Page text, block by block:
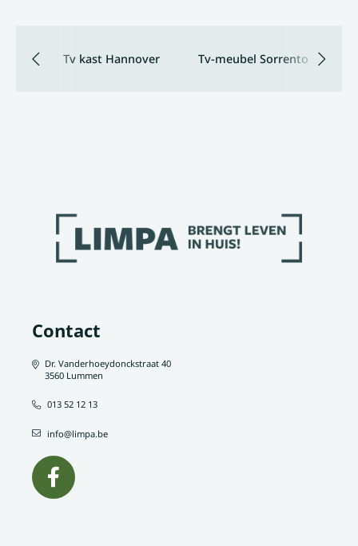
Tv kast Hannover Tv-meubel Sorrento
Contact
Dr. Vanderhoeydonckstraat 40
3560 Lummen
013 52 12 13
info@limpa.be